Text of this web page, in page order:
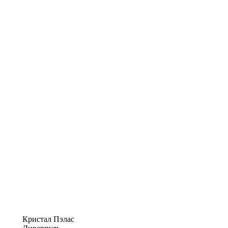
Кристал Пэлас